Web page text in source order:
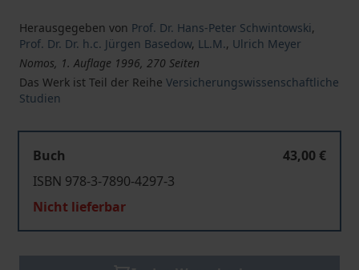
Herausgegeben von Prof. Dr. Hans-Peter Schwintowski,
Prof. Dr. Dr. h.c. Jürgen Basedow, LL.M., Ulrich Meyer
Nomos, 1. Auflage 1996, 270 Seiten
Das Werk ist Teil der Reihe Versicherungswissenschaftliche
Studien
Buch
43,00 €
ISBN 978-3-7890-4297-3
Nicht lieferbar